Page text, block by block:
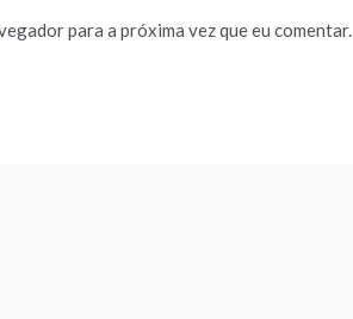
para a próxima vez que eu comentar.